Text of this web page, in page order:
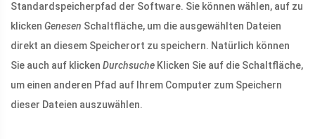
Standardspeicherpfad der Software. Sie können wählen, auf zu
klicken Genesen Schaltfläche, um die ausgewählten Dateien
direkt an diesem Speicherort zu speichern. Natürlich können
Sie auch auf klicken Durchsuche Klicken Sie auf die Schaltfläche,
um einen anderen Pfad auf Ihrem Computer zum Speichern
dieser Dateien auszuwählen.